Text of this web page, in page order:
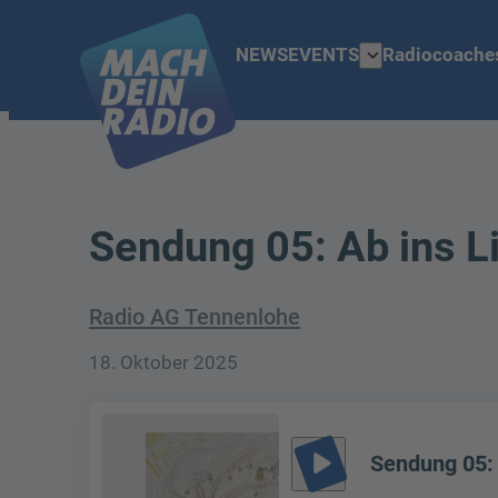
NEWSEVENTS expand_more
Sendung 05: Ab ins
Radio AG Tennenlohe
18. Oktober 2025
play_arrow